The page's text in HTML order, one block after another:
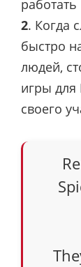
2. Когда
быстро
людей,
игры для
своего